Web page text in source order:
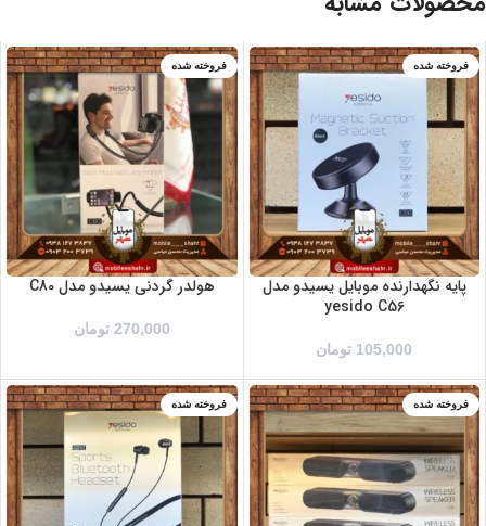
فروخته شده
پایه نگهدارنده موبایل یسیدو مدل
yesido C56
105,000 تومان
فروخته شده
هولدر گردنی یسیدو مدل C80
270,000 تومان
فروخته شده فروخته شده